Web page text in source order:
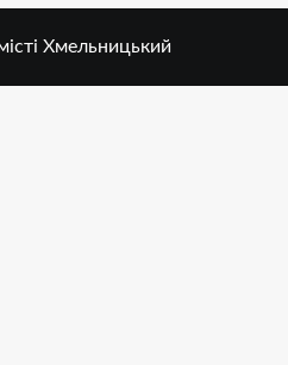
Хмельницький